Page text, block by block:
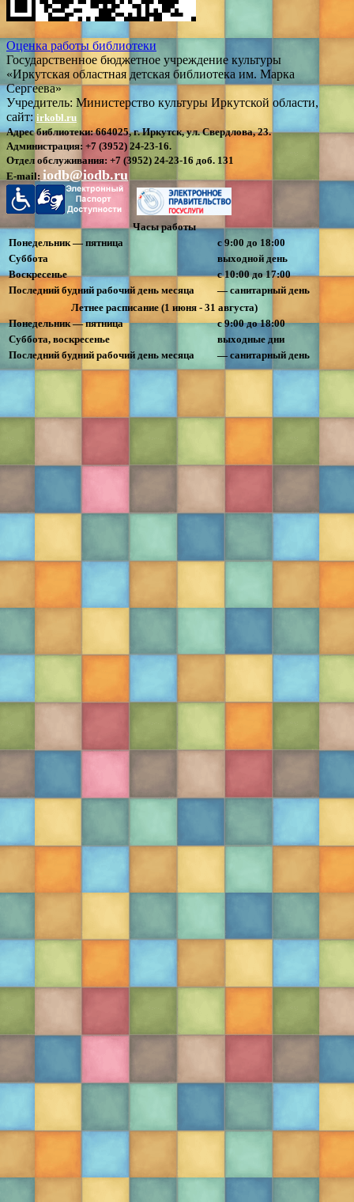
Оценка работы библиотеки
Государственное бюджетное учреждение культуры
«Иркутская областная детская библиотека им. Марка
Сергеева»
Учредитель: Министерство культуры Иркутской области,
сайт: irkobl.ru
Адрес библиотеки:664025, г. Иркутск, ул. Свердлова, 23.
Администрация: +7 (3952) 24-23-16.
Отдел обслуживания: +7 (3952) 24-23-16 доб. 131
E-mail: iodb@iodb.ru
Часы работы
Понедельник — пятница
с 9:00 до 18:00
Суббота
выходной день
Воскресенье
с 10:00 до 17:00
Последний будний рабочий день месяца
— санитарный день
Летнее расписание (1 июня - 31 августа)
Понедельник — пятница
с 9:00 до 18:00
Суббота, воскресенье
выходные дни
Последний будний рабочий день месяца
— санитарный день